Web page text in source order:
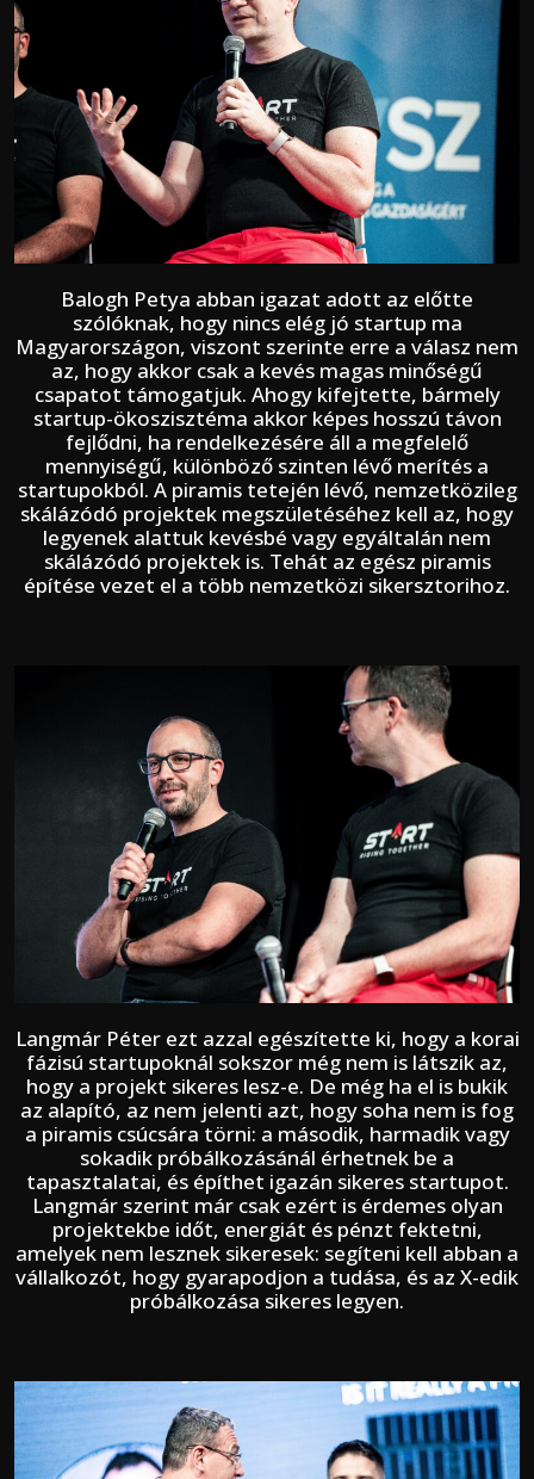
Balogh Petya abban igazat adott az előtte
szólóknak, hogy nincs elég jó startup ma
Magyarországon, viszont szerinte erre a válasz nem
az, hogy akkor csak a kevés magas minőségű
csapatot támogatjuk. Ahogy kifejtette, bármely
startup-ökoszisztéma akkor képes hosszú távon
fejlődni, ha rendelkezésére áll a megfelelő
mennyiségű, különböző szinten lévő merítés a
startupokból. A piramis tetején lévő, nemzetközileg
skálázódó projektek megszületéséhez kell az, hogy
legyenek alattuk kevésbé vagy egyáltalán nem
skálázódó projektek is. Tehát az egész piramis
építése vezet el a több nemzetközi sikersztorihoz.
Langmár Péter ezt azzal egészítette ki, hogy a korai
fázisú startupoknál sokszor még nem is látszik az,
hogy a projekt sikeres lesz-e. De még ha el is bukik
az alapító, az nem jelenti azt, hogy soha nem is fog
a piramis csúcsára törni: a második, harmadik vagy
sokadik próbálkozásánál érhetnek be a
tapasztalatai, és építhet igazán sikeres startupot.
Langmár szerint már csak ezért is érdemes olyan
projektekbe időt, energiát és pénzt fektetni,
amelyek nem lesznek sikeresek: segíteni kell abban a
vállalkozót, hogy gyarapodjon a tudása, és az X-edik
próbálkozása sikeres legyen.